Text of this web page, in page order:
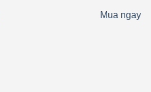
Mua ngay